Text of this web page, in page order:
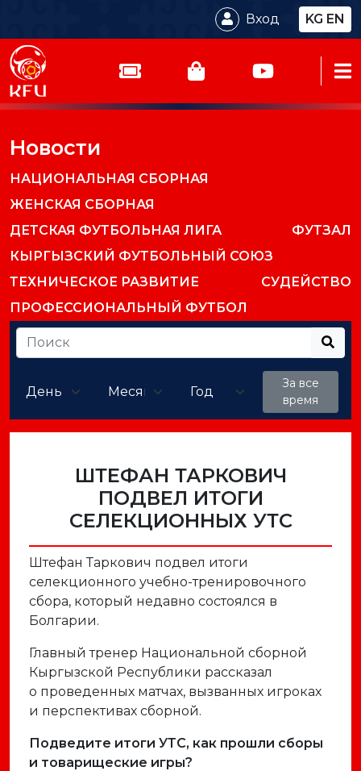
Вход KG EN
Новости
НАЦИОНАЛЬНАЯ СБОРНАЯ
ЖЕНСКАЯ СБОРНАЯ
ДЕТСКАЯ ФУТБОЛЬНАЯ ЛИГА
ФУТЗАЛ
КЫРГЫЗСКИЙ ФУТБОЛЬНЫЙ СОЮЗ
ТЕХНИЧЕСКОЕ РАЗВИТИЕ
СУДЕЙСТВО
ПРОФЕССИОНАЛЬНЫЙ ФУТБОЛ
За все
время
ШТЕФАН ТАРКОВИЧ
ПОДВЕЛ ИТОГИ
СЕЛЕКЦИОННЫХ УТС
Штефан Таркович подвел итоги
селекционного учебно-тренировочного
сбора, который недавно состоялся в
Болгарии.
Главный тренер Национальной сборной
Кыргызской Республики рассказал
о проведенных матчах, вызванных игроках
и перспективах сборной.
Подведите итоги УТС, как прошли сборы
и товарищеские игры?